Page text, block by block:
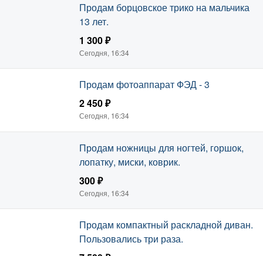
Продам борцовское трико на мальчика
13 лет.
1 300 ₽
Сегодня, 16:34
Продам фотоаппарат ФЭД - 3
2 450 ₽
Сегодня, 16:34
Продам ножницы для ногтей, горшок,
лопатку, миски, коврик.
300 ₽
Сегодня, 16:34
Продам компактный раскладной диван.
Пользовались три раза.